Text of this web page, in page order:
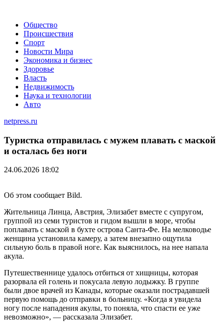
Общество
Происшествия
Спорт
Новости Мира
Экономика и бизнес
Здоровье
Власть
Недвижимость
Наука и технологии
Авто
netpress.ru
Туристка отправилась с мужем плавать с маской
и осталась без ноги
24.06.2026 18:02
Об этом сообщает Bild.
Жительница Линца, Австрия, Элизабет вместе с супругом,
группой из семи туристов и гидом вышли в море, чтобы
поплавать с маской в бухте острова Санта-Фе. На мелководье
женщина установила камеру, а затем внезапно ощутила
сильную боль в правой ноге. Как выяснилось, на нее напала
акула.
Путешественнице удалось отбиться от хищницы, которая
разорвала ей голень и покусала левую лодыжку. В группе
были двое врачей из Канады, которые оказали пострадавшей
первую помощь до отправки в больницу. «Когда я увидела
ногу после нападения акулы, то поняла, что спасти ее уже
невозможно», — рассказала Элизабет.